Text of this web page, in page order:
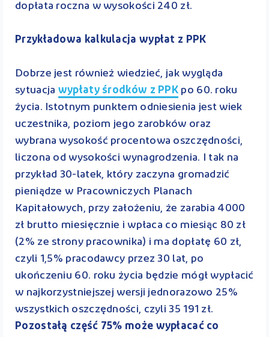
dopłata roczna w wysokości 240 zł.
Przykładowa kalkulacja wypłat z PPK
Dobrze jest również wiedzieć, jak wygląda
sytuacja wypłaty środków z PPK po 60. roku
życia. Istotnym punktem odniesienia jest wiek
uczestnika, poziom jego zarobków oraz
wybrana wysokość procentowa oszczędności,
liczona od wysokości wynagrodzenia. I tak na
przykład 30-latek, który zaczyna gromadzić
pieniądze w Pracowniczych Planach
Kapitałowych, przy założeniu, że zarabia 4000
zł brutto miesięcznie i wpłaca co miesiąc 80 zł
(2% ze strony pracownika) i ma dopłatę 60 zł,
czyli 1,5% pracodawcy przez 30 lat, po
ukończeniu 60. roku życia będzie mógł wypłacić
w najkorzystniejszej wersji jednorazowo 25%
wszystkich oszczędności, czyli 35 191 zł.
Pozostałą część 75% może wypłacać co